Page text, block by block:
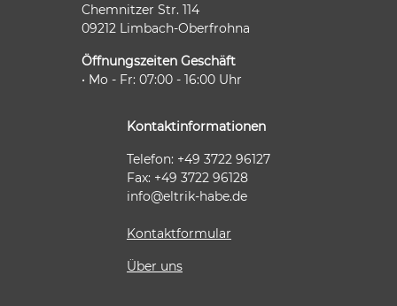
Chemnitzer Str. 114
09212 Limbach-Oberfrohna
Öffnungszeiten Geschäft
• Mo - Fr: 07:00 - 16:00 Uhr
Kontaktinformationen
Telefon: +49 3722 96127
Fax: +49 3722 96128
info@eltrik-habe.de
Kontaktformular
Über uns